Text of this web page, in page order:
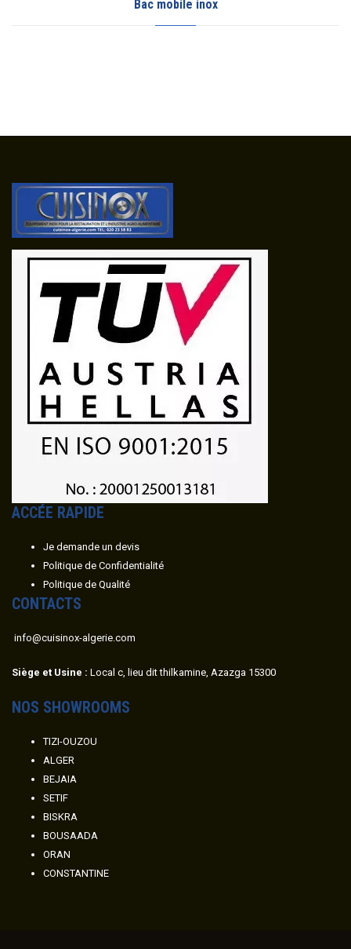
ACCÉE RAPIDE
Je demande un devis
Politique de Confidentialité
Politique de Qualité
CONTACTS
info@cuisinox-algerie.com
Siège et Usine : Local c, lieu dit thilkamine, Azazga 15300
NOS SHOWROOMS
TIZI-OUZOU
ALGER
BEJAIA
SETIF
BISKRA
BOUSAADA
ORAN
CONSTANTINE